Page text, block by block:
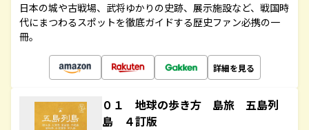
日本の城や古戦場、武将ゆかりの史跡、展示施設など、戦国時
代にまつわるスポットを徹底ガイドする歴史ファン必携の一
冊。
詳細を見る
０１ 地球の歩き方 島旅 五島列
島 ４訂版